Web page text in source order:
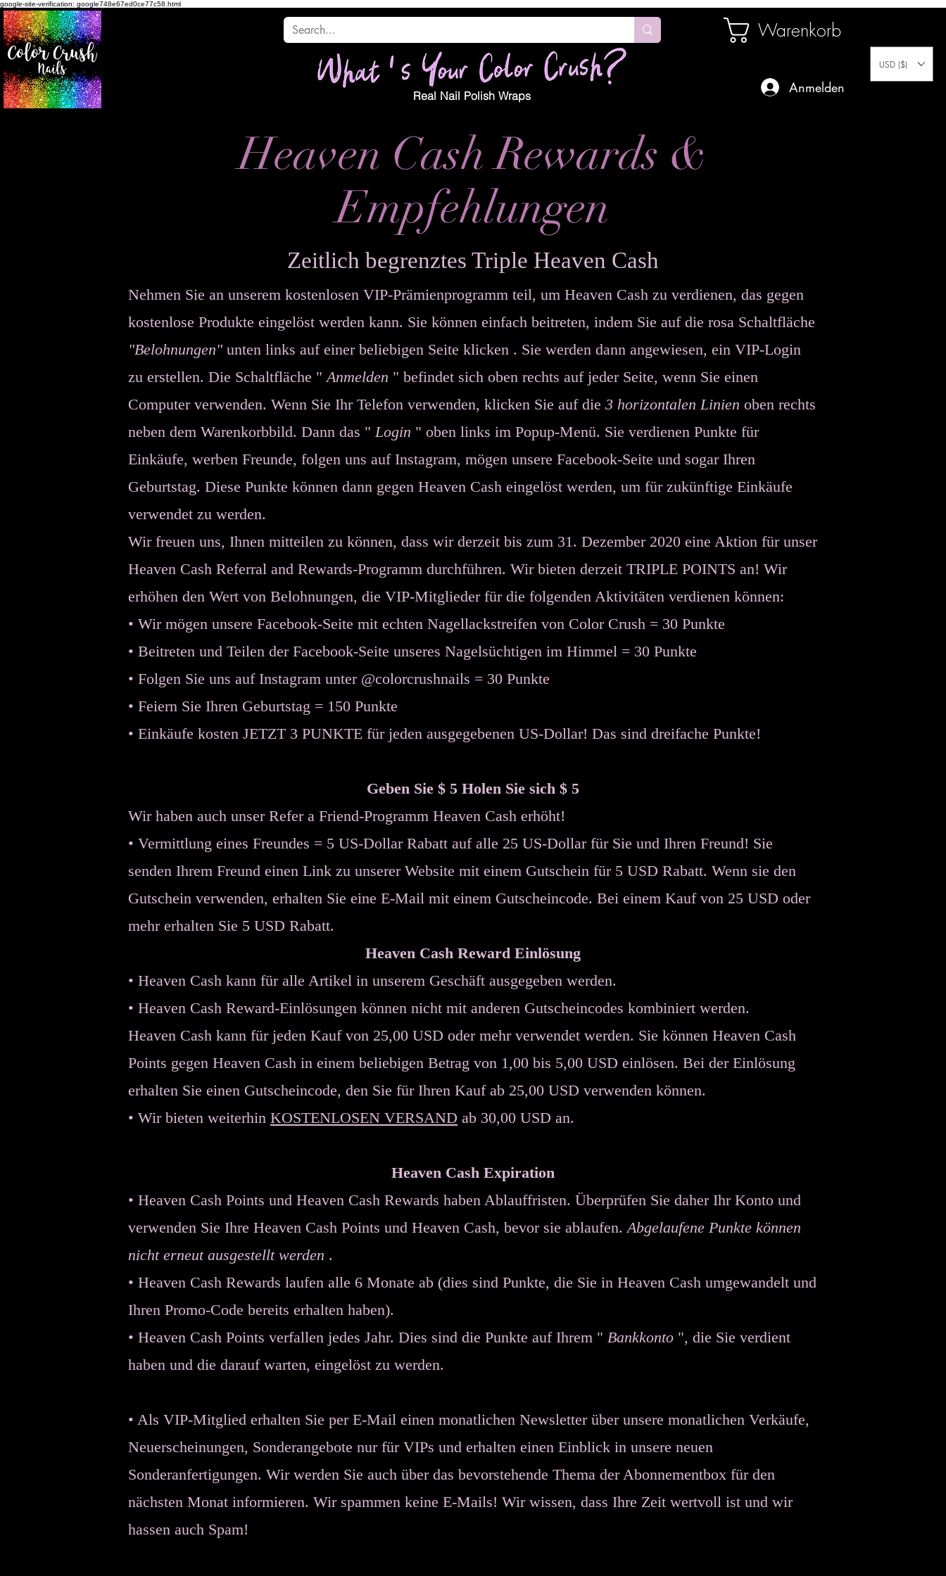
google-site-verification: google748e67ed0ce77c58.html
Warenkorb
Real Nail Polish Wraps
Anmelden
USD ($)
Heaven Cash Rewards &
Empfehlungen
Zeitlich begrenztes Triple Heaven Cash
Nehmen Sie an unserem kostenlosen VIP-Prämienprogramm teil, um Heaven Cash zu verdienen, das gegen
kostenlose Produkte eingelöst werden kann. Sie können einfach beitreten, indem Sie auf die rosa Schaltfläche
"Belohnungen" unten links auf einer beliebigen Seite klicken . Sie werden dann angewiesen, ein VIP-Login
zu erstellen. Die Schaltfläche " Anmelden " befindet sich oben rechts auf jeder Seite, wenn Sie einen
Computer verwenden. Wenn Sie Ihr Telefon verwenden, klicken Sie auf die 3 horizontalen Linien oben rechts
neben dem Warenkorbbild. Dann das " Login " oben links im Popup-Menü. Sie verdienen Punkte für
Einkäufe, werben Freunde, folgen uns auf Instagram, mögen unsere Facebook-Seite und sogar Ihren
Geburtstag. Diese Punkte können dann gegen Heaven Cash eingelöst werden, um für zukünftige Einkäufe
verwendet zu werden.
Wir freuen uns, Ihnen mitteilen zu können, dass wir derzeit bis zum 31. Dezember 2020 eine Aktion für unser
Heaven Cash Referral and Rewards-Programm durchführen. Wir bieten derzeit TRIPLE POINTS an! Wir
erhöhen den Wert von Belohnungen, die VIP-Mitglieder für die folgenden Aktivitäten verdienen können:
• Wir mögen unsere Facebook-Seite mit echten Nagellackstreifen von Color Crush = 30 Punkte
• Beitreten und Teilen der Facebook-Seite unseres Nagelsüchtigen im Himmel = 30 Punkte
• Folgen Sie uns auf Instagram unter @colorcrushnails = 30 Punkte
• Feiern Sie Ihren Geburtstag = 150 Punkte
• Einkäufe kosten JETZT 3 PUNKTE für jeden ausgegebenen US-Dollar! Das sind dreifache Punkte!
Geben Sie $ 5 Holen Sie sich $ 5
Wir haben auch unser Refer a Friend-Programm Heaven Cash erhöht!
• Vermittlung eines Freundes = 5 US-Dollar Rabatt auf alle 25 US-Dollar für Sie und Ihren Freund! Sie
senden Ihrem Freund einen Link zu unserer Website mit einem Gutschein für 5 USD Rabatt. Wenn sie den
Gutschein verwenden, erhalten Sie eine E-Mail mit einem Gutscheincode. Bei einem Kauf von 25 USD oder
mehr erhalten Sie 5 USD Rabatt.
Heaven Cash Reward Einlösung
• Heaven Cash kann für alle Artikel in unserem Geschäft ausgegeben werden.
• Heaven Cash Reward-Einlösungen können nicht mit anderen Gutscheincodes kombiniert werden.
Heaven Cash kann für jeden Kauf von 25,00 USD oder mehr verwendet werden. Sie können Heaven Cash
Points gegen Heaven Cash in einem beliebigen Betrag von 1,00 bis 5,00 USD einlösen. Bei der Einlösung
erhalten Sie einen Gutscheincode, den Sie für Ihren Kauf ab 25,00 USD verwenden können.
• Wir bieten weiterhin KOSTENLOSEN VERSAND ab 30,00 USD an.
Heaven Cash Expiration
• Heaven Cash Points und Heaven Cash Rewards haben Ablauffristen. Überprüfen Sie daher Ihr Konto und
verwenden Sie Ihre Heaven Cash Points und Heaven Cash, bevor sie ablaufen.Abgelaufene Punkte können
nicht erneut ausgestellt werden .
• Heaven Cash Rewards laufen alle 6 Monate ab (dies sind Punkte, die Sie in Heaven Cash umgewandelt und
Ihren Promo-Code bereits erhalten haben).
• Heaven Cash Points verfallen jedes Jahr. Dies sind die Punkte auf Ihrem " Bankkonto ", die Sie verdient
haben und die darauf warten, eingelöst zu werden.
• Als VIP-Mitglied erhalten Sie per E-Mail einen monatlichen Newsletter über unsere monatlichen Verkäufe,
Neuerscheinungen, Sonderangebote nur für VIPs und erhalten einen Einblick in unsere neuen
Sonderanfertigungen. Wir werden Sie auch über das bevorstehende Thema der Abonnementbox für den
nächsten Monat informieren. Wir spammen keine E-Mails! Wir wissen, dass Ihre Zeit wertvoll ist und wir
hassen auch Spam!